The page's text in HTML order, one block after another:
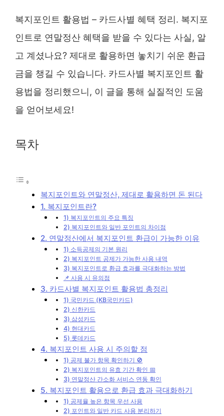
복지포인트 활용법 – 카드사별 혜택 정리. 복지포
인트로 연말정산 혜택을 받을 수 있다는 사실, 알
고 계셨나요? 제대로 활용하면 놓치기 쉬운 환급
금을 챙길 수 있습니다. 카드사별 복지포인트 활
용법을 정리했으니, 이 글을 통해 실질적인 도움
을 얻어보세요!
목차
복지포인트와 연말정산, 제대로 활용하면 돈 된다
1. 복지포인트란?
1) 복지포인트의 주요 특징
2) 복지포인트와 일반 포인트의 차이점
2. 연말정산에서 복지포인트 환급이 가능한 이유
1) 소득공제의 기본 원리
2) 복지포인트 공제가 가능한 사용 내역
3) 복지포인트로 환급 효과를 극대화하는 방법
📌 사용 시 유의점
3. 카드사별 복지포인트 활용법 총정리
1) 국민카드 (KB국민카드)
2) 신한카드
3) 삼성카드
4) 현대카드
5) 롯데카드
4. 복지포인트 사용 시 주의할 점
1) 공제 불가 항목 확인하기 🚫
2) 복지포인트의 유효 기간 확인 📅
3) 연말정산 간소화 서비스 연동 확인
5. 복지포인트 활용으로 환급 효과 극대화하기
1) 공제율 높은 항목 우선 사용
2) 포인트와 일반 카드 사용 분리하기